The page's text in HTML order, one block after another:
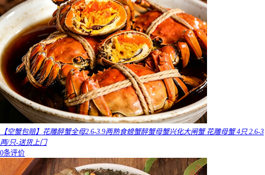
【空蟹包赔】花雕醉蟹全母2.6-3.9两熟食螃蟹醉蟹母蟹兴化大闸蟹 花雕母蟹 4只 2.6-3
两/只-送货上门
0条评价